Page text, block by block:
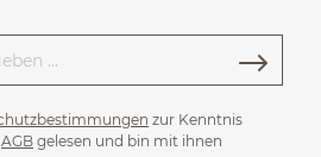
zur Kenntnis
AGB gelesen und bin mit ihnen